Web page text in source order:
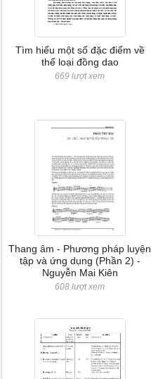
Tìm hiểu một số đặc điểm về
thể loại đồng dao
669 lượt xem
Thang âm - Phương pháp luyện
tập và ứng dụng (Phần 2) -
Nguyễn Mai Kiên
608 lượt xem